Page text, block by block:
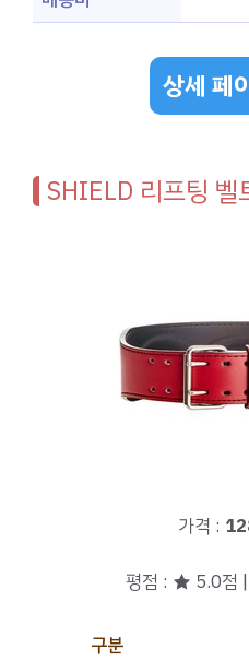
상세 페
SHIELD 리프팅 벨
가격 :
평점 : ★ 5.0점 |
구분